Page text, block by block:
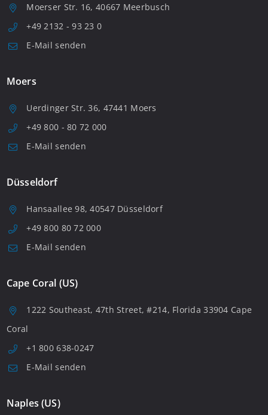
Moerser Str. 16, 40667 Meerbusch
+49 2132 - 93 23 0
E-Mail senden
Moers
Uerdinger Str. 36, 47441 Moers
+49 800 - 80 72 000
E-Mail senden
Düsseldorf
Hansaallee 98, 40547 Düsseldorf
+49 800 80 72 000
E-Mail senden
Cape Coral (US)
1222 Southeast, 47th Street, #214, Florida 33904 Cape
Coral
+1 800 638-0247
E-Mail senden
Naples (US)